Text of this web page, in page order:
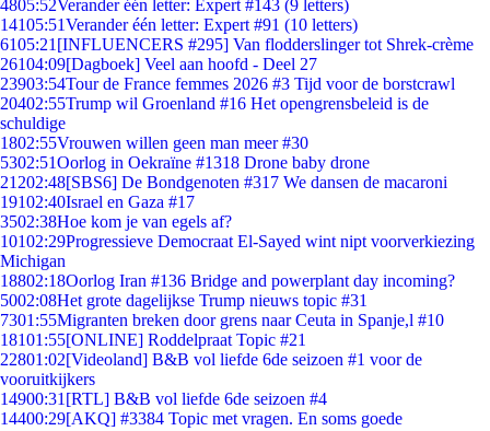
4805:52Verander één letter: Expert #143 (9 letters)
14105:51Verander één letter: Expert #91 (10 letters)
6105:21 [INFLUENCERS #295] Van flodderslinger tot Shrek-crème
26104:09[Dagboek] Veel aan hoofd - Deel 27
23903:54Tour de France femmes 2026 #3 Tijd voor de borstcrawl
20402:55Trump wil Groenland #16 Het opengrensbeleid is de
schuldige
1802:55Vrouwen willen geen man meer #30
5302:51Oorlog in Oekraïne #1318 Drone baby drone
21202:48[SBS6] De Bondgenoten #317 We dansen de macaroni
19102:40Israel en Gaza #17
3502:38Hoe kom je van egels af?
10102:29Progressieve Democraat El-Sayed wint nipt voorverkiezing
Michigan
18802:18Oorlog Iran #136 Bridge and powerplant day incoming?
5002:08Het grote dagelijkse Trump nieuws topic #31
7301:55Migranten breken door grens naar Ceuta in Spanje,l #10
18101:55[ONLINE] Roddelpraat Topic #21
22801:02[Videoland] B&B vol liefde 6de seizoen #1 voor de
vooruitkijkers
14900:31 [RTL] B&B vol liefde 6de seizoen #4
14400:29[AKQ] #3384 Topic met vragen. En soms goede